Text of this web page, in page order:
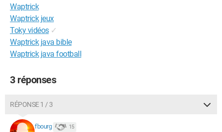
Waptrick
Waptrick jeux
Toky vidéos ✓
Waptrick java bible
Waptrick java football
3 réponses
RÉPONSE 1 / 3
fbourg 15